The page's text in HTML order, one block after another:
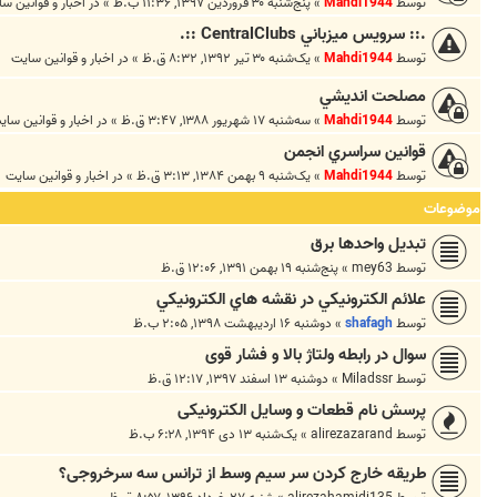
.:: سرويس ميزباني CentralClubs ::.
توسطMahdi1944
»یک‌شنبه ۳۰ تیر ۱۳۹۲, ۸:۳۲ ق.ظ » در اخبار و قوانين سايت
مصلحت انديشي
توسطMahdi1944
»سه‌شنبه ۱۷ شهریور ۱۳۸۸, ۳:۴۷ ق.ظ » در اخبار و قوانين
قوانين سراسري انجمن
توسطMahdi1944
»یک‌شنبه ۹ بهمن ۱۳۸۴, ۳:۱۳ ق.ظ » در اخبار و قوانين سايت
موضوعات
تبدیل واحدها برق
توسط mey63
»پنج‌شنبه ۱۹ بهمن ۱۳۹۱, ۱۲:۰۶ ق.ظ
علائم الكترونيكي در نقشه هاي الكترونيكي
توسط shafagh
» دوشنبه ۱۶ اردیبهشت ۱۳۹۸, ۲:۰۵ ب.ظ
سوال در رابطه ولتاژ بالا و فشار قوی
توسطMiladssr
» دوشنبه ۱۳ اسفند ۱۳۹۷, ۱۲:۱۷ ق.ظ
پرسش نام قطعات و وسایل الکترونیکی
توسط alirezazarand
»یک‌شنبه ۱۳ دی ۱۳۹۴, ۶:۲۸ ب.ظ
طریقه خارج کردن سر سیم وسط از ترانس سه سرخروجی؟